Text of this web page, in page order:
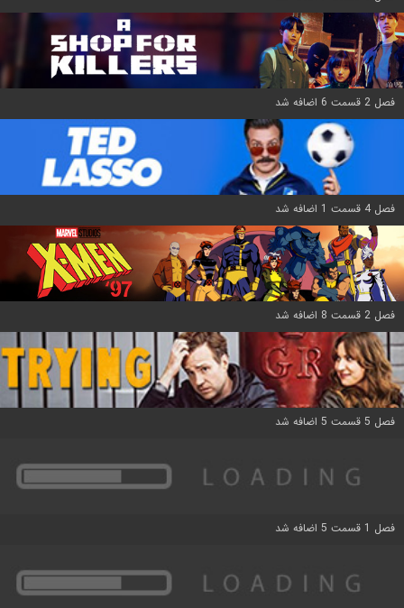
فصل 2 قسمت 6 اضافه شد
فصل 4 قسمت 1 اضافه شد
فصل 2 قسمت 8 اضافه شد
فصل 5 قسمت 5 اضافه شد
فصل 1 قسمت 5 اضافه شد